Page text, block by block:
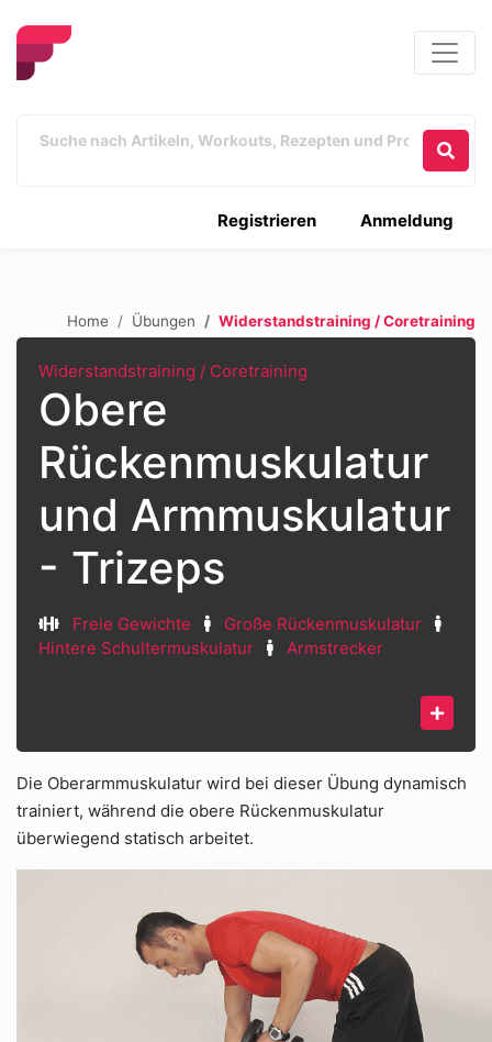
Anmeldung
Registrieren
Home Übungen Widerstandstraining / Coretraining
Widerstandstraining / Coretraining
Obere
Rückenmuskulatur
und Armmuskulatur
- Trizeps
Freie Gewichte
Große Rückenmuskulatur
Hintere Schultermuskulatur
Armstrecker
Die Oberarmmuskulatur wird bei dieser Übung dynamisch
trainiert, während die obere Rückenmuskulatur
überwiegend statisch arbeitet.